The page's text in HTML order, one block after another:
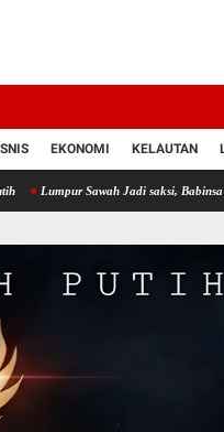
EKONOMI KELAUTAN
Sawah Jadi saksi, Babinsa Terjun